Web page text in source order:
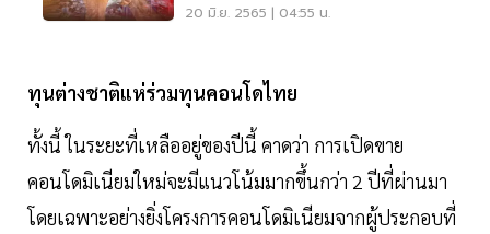
20 มิ.ย. 2565 | 04:55 น.
ทุนต่างชาติแห่ร่วมทุนคอนโดไทย
ทั้งนี้ ในระยะที่เหลืออยู่ของปีนี้ คาดว่า การเปิดขาย
คอนโดมิเนียมใหม่จะมีแนวโน้มมากขึ้นกว่า 2 ปีที่ผ่านมา
โดยเฉพาะอย่างยิ่งโครงการคอนโดมิเนียมจากผู้ประกอบที่